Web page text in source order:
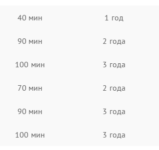
40 мин 1 год
90 мин 2 года
100 мин 3 года
70 мин 2 года
90 мин 3 года
100 мин 3 года